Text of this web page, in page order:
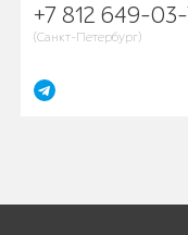
+7 812 649-
(Санкт-Петербург)